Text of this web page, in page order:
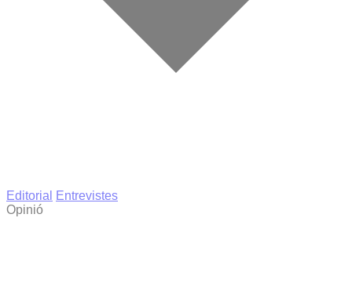
Editorial
Entrevistes
Opinió